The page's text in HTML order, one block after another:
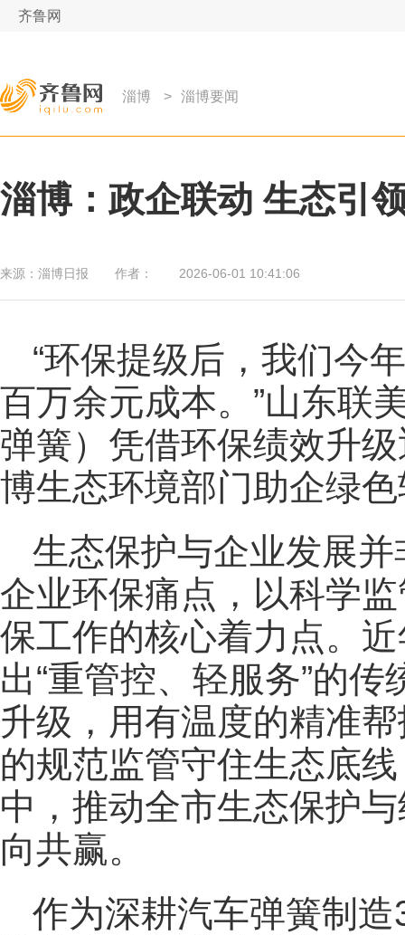
齐鲁网
淄博 > 淄博要闻
淄博：政企联动 生态引
来源： 淄博日报 作者： 2026-06-01 10:41:06
“环保提级后，我们今
百万余元成本。”山东联
弹簧）凭借环保绩效升
博生态环境部门助企绿
生态保护与企业发展
企业环保痛点，以科学
保工作的核心着力点。
出“重管控、轻服务”的
升级，用有温度的精准
的规范监管守住生态底
中，推动全市生态保护
向共赢。
作为深耕汽车弹簧制